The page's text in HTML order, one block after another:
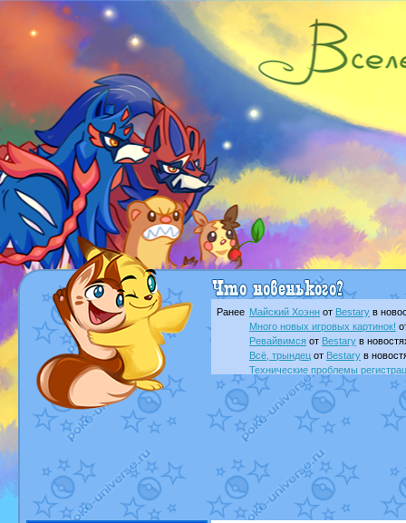
Ранее Майский Хоэнн от Bestary в
Много новых игровых картинок!
Ревайвимся от Bestary в
Всё, трындец от Bestary в
Технические проблемы
доброе утро славянеот
в
Йолда и Мимикьюот
Недовольный котомангуст
от
The Dark Wishmaker от
Randomon
ilovearceus
Raging Boltот GraceDaFox
в
Shadow mismagiusот
в
художник
отvicavica в фанарте.